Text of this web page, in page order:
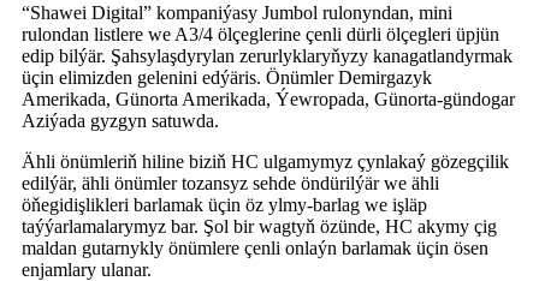
“Shawei Digital” kompaniýasy Jumbol rulonyndan, mini
rulondan listlere we A3/4 ölçeglerine çenli dürli ölçegleri üpjün
edip bilýär. Şahsylaşdyrylan zerurlyklaryňyzy kanagatlandyrmak
üçin elimizden gelenini edýäris. Önümler Demirgazyk
Amerikada, Günorta Amerikada, Ýewropada, Günorta-gündogar
Aziýada gyzgyn satuwda.
Ähli önümleriň hiline biziň HC ulgamymyz çynlakaý gözegçilik
edilýär, ähli önümler tozansyz sehde öndürilýär we ähli
öňegidişlikleri barlamak üçin öz ylmy-barlag we işläp
taýýarlamalarymyz bar. Şol bir wagtyň özünde, HC akymy çig
maldan gutarnykly önümlere çenli onlaýn barlamak üçin ösen
enjamlary ulanar.